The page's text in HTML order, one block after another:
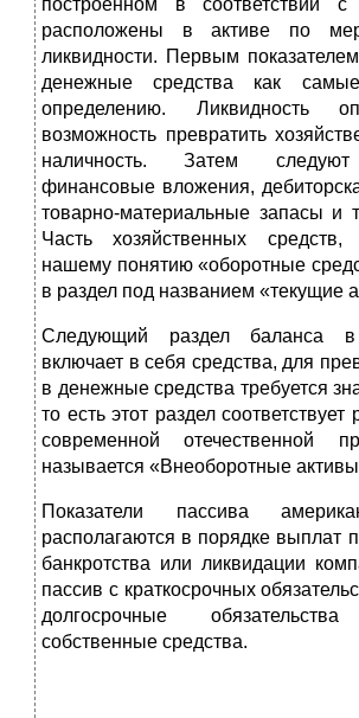
построенном в соответствии
расположены в активе по
ликвидности. Первым
денежные средства как
определению. Ликвидность
возможность превратить
наличность. Затем следуют
финансовые вложения,
товарно-материальные запасы и
Часть хозяйственных средств,
нашему понятию «оборотные
в раздел под названием «текущие
Следующий раздел баланса
включает в себя средства, для
в денежные средства требуется
то есть этот раздел
современной отечественной
называется «Внеоборотные
Показатели пассива
располагаются в порядке выплат
банкротства или ликвидации
пассив с краткосрочных
долгосрочные
собственные средства.